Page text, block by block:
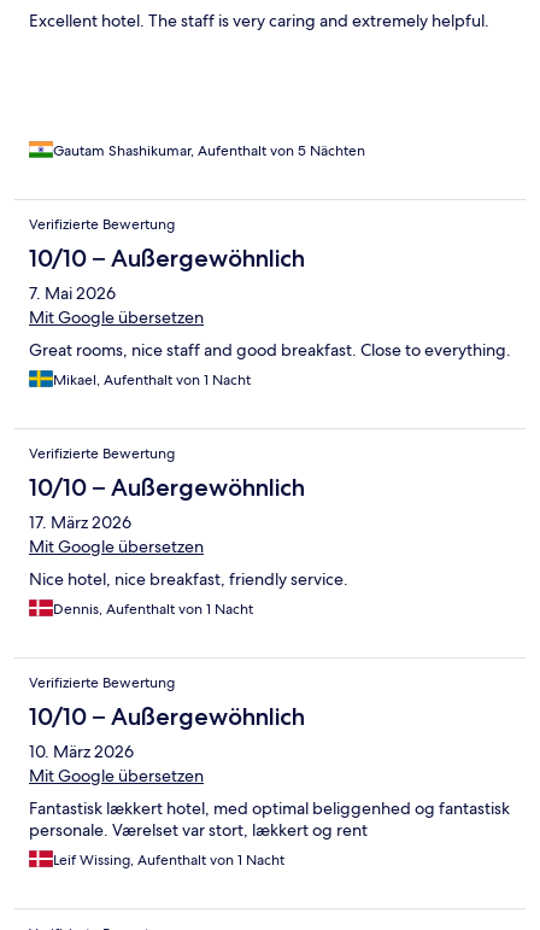
Excellent hotel. The staff is very caring and extremely helpful.
Gautam Shashikumar, Aufenthalt von 5 Nächten
Verifizierte Bewertung
10/10 – Außergewöhnlich
7. Mai 2026
Mit Google übersetzen
Great rooms, nice staff and good breakfast. Close to everything.
Mikael, Aufenthalt von 1 Nacht
Verifizierte Bewertung
10/10 – Außergewöhnlich
17. März 2026
Mit Google übersetzen
Nice hotel, nice breakfast, friendly service.
Dennis, Aufenthalt von 1 Nacht
Verifizierte Bewertung
10/10 – Außergewöhnlich
10. März 2026
Mit Google übersetzen
Fantastisk lækkert hotel, med optimal beliggenhed og fantastisk
personale. Værelset var stort, lækkert og rent
Leif Wissing, Aufenthalt von 1 Nacht